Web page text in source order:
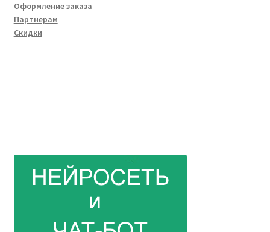
Оформление заказа
Партнерам
Скидки